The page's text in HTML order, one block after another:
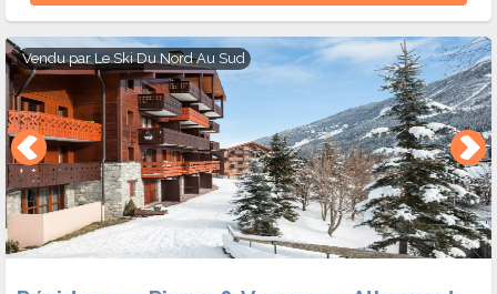
Vendu par Le Ski Du Nord Au Sud